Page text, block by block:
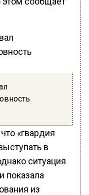
«гвардия
в
ситуация
показала
из